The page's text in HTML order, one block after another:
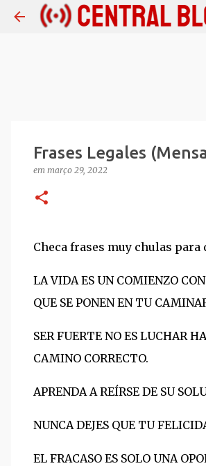
Frases Legales
em março 29, 2022
Checa frases muy chulas
LA VIDA ES UN COMIENZO
QUE SE PONEN EN TU
SER FUERTE NO ES LUCHAR
CAMINO CORRECTO.
APRENDA A REÍRSE DE SU
NUNCA DEJES QUE TU
EL FRACASO ES SOLO UNA